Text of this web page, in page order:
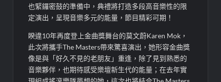
也緊鑼密鼓的準備中，典禮將打造多段高音樂性的限
定演出，呈現音樂多元的能量，節目精彩可期！
睽違10年再度登上金曲獎舞台的莫文蔚Karen Mok，
此次將攜手The Masters帶來驚喜演出，她形容金曲獎
像是與「好久不見的老朋友」重逢，除了見到熟悉的
音樂夥伴，也期待感受樂壇新生代的能量；在去年實